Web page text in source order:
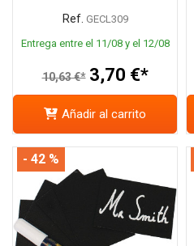
Ref. GECL309
Entrega entre el 11/08 y el 12/08
10,63 €* 3,70 €*
Añadir al carrito
- 42 %